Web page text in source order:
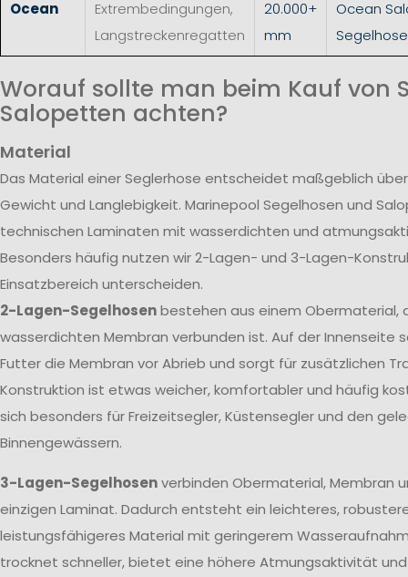
Ocean
Extrembedingungen,
Langstreckenregatten
20.000+
mm
Ocean
Segelhose
Worauf sollte man beim Kauf von
Salopetten achten?
Material
Das Material einer Seglerhose entscheidet maßgeblich
Gewicht und Langlebigkeit. Marinepool Segelhosen und
technischen Laminaten mit wasserdichten und
Besonders häufig nutzen wir 2-Lagen- und 3-Lagen-
Einsatzbereich unterscheiden.
2-Lagen-Segelhosenbestehen aus einem Obermaterial,
wasserdichten Membran verbunden ist. Auf der Innenseite
Futter die Membran vor Abrieb und sorgt für zusätzlichen
Konstruktion ist etwas weicher, komfortabler und häufig
sich besonders für Freizeitsegler, Küstensegler und den
Binnengewässern.
3-Lagen-Segelhosenverbinden Obermaterial, Membran
einzigen Laminat. Dadurch entsteht ein leichteres,
leistungsfähigeres Material mit geringerem
trocknet schneller, bietet eine höhere Atmungsaktivität